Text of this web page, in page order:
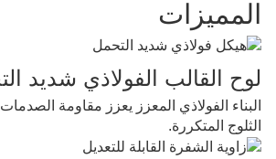
المميزات
لوح القالب الفولاذي شديد
البناء الفولاذي المعزز يعزز مقاومة
الثلوج المتكررة.